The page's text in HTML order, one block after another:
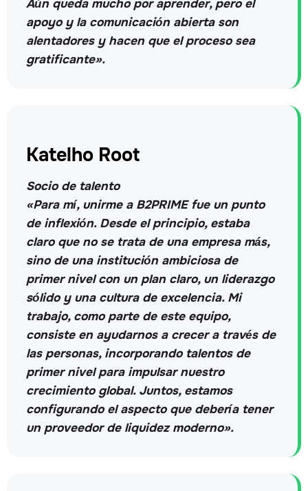
Aún queda mucho por aprender, pero el
apoyo y la comunicación abierta son
alentadores y hacen que el proceso sea
gratificante».
Katelho Root
Socio de talento
«Para mí, unirme a B2PRIME fue un punto
de inflexión. Desde el principio, estaba
claro que no se trata de una empresa más,
sino de una institución ambiciosa de
primer nivel con un plan claro, un liderazgo
sólido y una cultura de excelencia. Mi
trabajo, como parte de este equipo,
consiste en ayudarnos a crecer a través de
las personas, incorporando talentos de
primer nivel para impulsar nuestro
crecimiento global. Juntos, estamos
configurando el aspecto que debería tener
un proveedor de liquidez moderno».